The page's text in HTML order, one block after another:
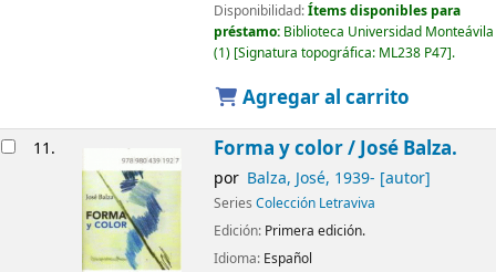
Disponibilidad:Ítems disponibles para
préstamo: Biblioteca Universidad Monteávila
(1) Signatura topográfica: ML238 P47 .
Agregar al carrito
11. Forma y color /José Balza.
por Balza, José, 1939- [autor]
Series Colección Letraviva
Edición: Primera edición.
Idioma: Español